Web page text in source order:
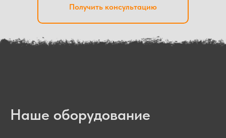
Получить консультацию
Наше оборудование